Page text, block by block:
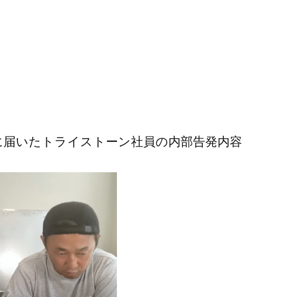
いたトライストーン社員の内部告発内容